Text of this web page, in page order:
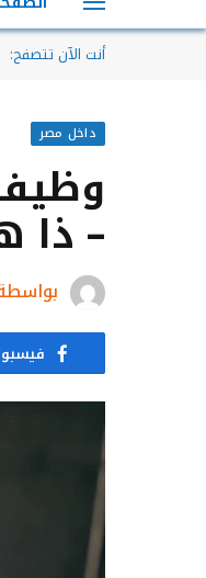
أنت الآن تتصفح:
داخل مصر
– ذا